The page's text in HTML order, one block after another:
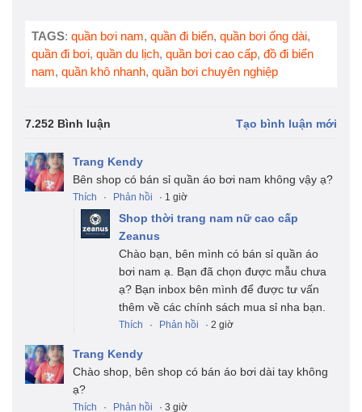
TAGS: quần bơi nam, quần đi biển, quần bơi ống dài,
quần đi bơi, quần du lịch, quần bơi cao cấp, đồ đi biển
nam, quần khô nhanh, quần bơi chuyên nghiệp
7.252 Bình luận Tạo bình luận mới
Trang Kendy
Bên shop có bán sỉ quần áo bơi nam không vậy ạ?
Thích · Phản hồi · 1 giờ
Shop thời trang nam nữ cao cấp
Zeanus
Chào bạn, bên mình có bán sỉ quần áo
bơi nam ạ. Bạn đã chọn được mẫu chưa
ạ? Bạn inbox bên mình để được tư vấn
thêm về các chính sách mua sỉ nha bạn.
Thích · Phản hồi · 2 giờ
Trang Kendy
Chào shop, bên shop có bán áo bơi dài tay không
ạ?
Thích · Phản hồi · 3 giờ